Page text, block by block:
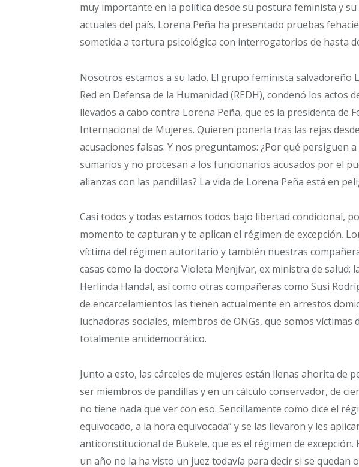
muy importante en la política desde su postura feminista y
actuales del país. Lorena Peña ha presentado pruebas
sometida a tortura psicológica con interrogatorios de hasta
Nosotros estamos a su lado. El grupo feminista salvadoreño
Red en Defensa de la Humanidad (REDH), condenó los actos
llevados a cabo contra Lorena Peña, que es la presidenta de
Internacional de Mujeres. Quieren ponerla tras las rejas
acusaciones falsas. Y nos preguntamos: ¿Por qué persiguen
sumarios y no procesan a los funcionarios acusados por el
alianzas con las pandillas? La vida de Lorena Peña está en
Casi todos y todas estamos todos bajo libertad condicional,
momento te capturan y te aplican el régimen de excepción.
víctima del régimen autoritario y también nuestras
casas como la doctora Violeta Menjívar, ex ministra de salud;
Herlinda Handal, así como otras compañeras como Susi
de encarcelamientos las tienen actualmente en arrestos
luchadoras sociales, miembros de ONGs, que somos
totalmente antidemocrático.
Junto a esto, las cárceles de mujeres están llenas ahorita de
ser miembros de pandillas y en un cálculo conservador, de
no tiene nada que ver con eso. Sencillamente como dice el
equivocado, a la hora equivocada” y se las llevaron y les
anticonstitucional de Bukele, que es el régimen de excepción.
un año no la ha visto un juez todavía para decir si se quedan